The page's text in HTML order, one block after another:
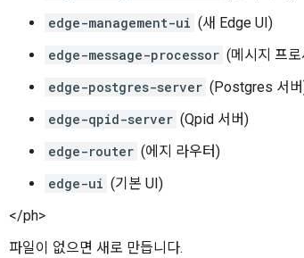
edge-management-ui (새 Edge UI)
edge-message-processor (메시지 프
edge-postgres-server (Postgres 서
edge-qpid-server (Qpid 서버)
edge-router (에지 라우터)
edge-ui (기본 UI)
</ph>
파일이 없으면 새로 만듭니다.